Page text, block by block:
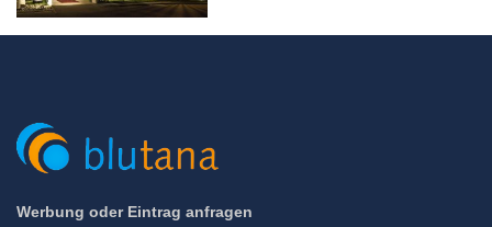
Werbung oder Eintrag anfragen